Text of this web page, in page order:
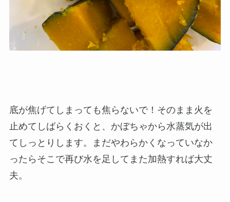
底が焦げてしまっても焦らないで！そのまま火を
止めてしばらくおくと、かぼちゃから水蒸気が出
てしっとりします。まだやわらかくなっていなか
ったらそこで再び水を足してまた加熱すれば大丈
夫。